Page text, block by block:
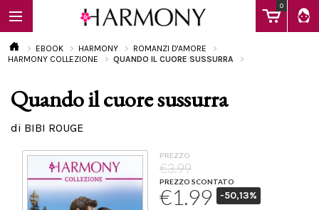
0
EBOOK
Calendario
EBOOK HARMONY
ROMANZI D'AMORE
HARMONY COLLEZIONE
QUANDO IL CUORE SUSSURRA
Quando il cuore sussurra
di BIBI ROUGE
PREZZO
€3.99
PREZZO SCONTATO
€1.99 -50,13%